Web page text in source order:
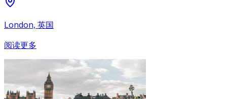
London, 英国
阅读更多